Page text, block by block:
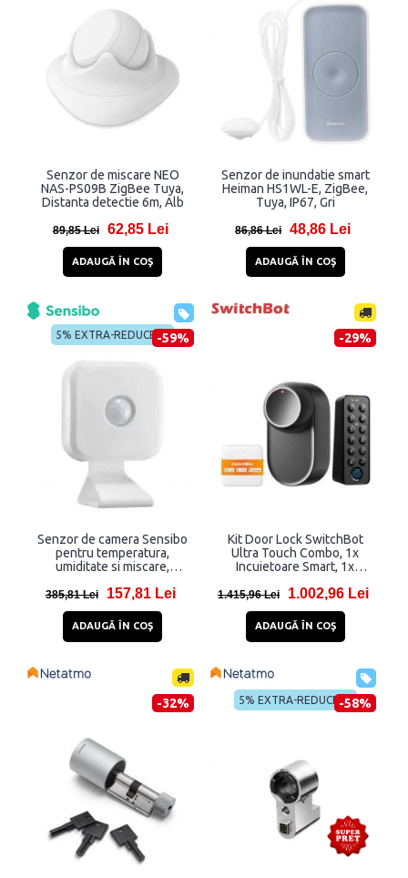
Senzor de miscare NEO
NAS-PS09B ZigBee Tuya,
Distanta detectie 6m, Alb
89,85 Lei 62,85 Lei
ADAUGĂ ÎN COŞ
Senzor de inundatie smart
Heiman HS1WL-E, ZigBee,
Tuya, IP67, Gri
86,86 Lei 48,86 Lei
ADAUGĂ ÎN COŞ
5% EXTRA-REDUCERE-59%
Senzor de camera Sensibo
pentru temperatura,
umiditate si miscare,
Sensibo Air, Alb
385,81 Lei 157,81 Lei
ADAUGĂ ÎN COŞ
-29%
Kit Door Lock SwitchBot
Ultra Touch Combo, 1x
Incuietoare Smart, 1x
Matter, Bluetooth, Negru
1.415,96 Lei 1.002,96 Lei
ADAUGĂ ÎN COŞ
-32% 5% EXTRA-REDUCERE-58%